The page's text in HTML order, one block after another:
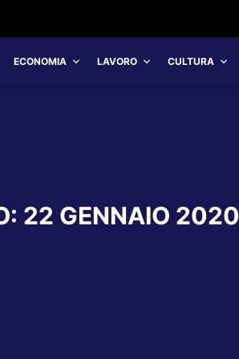
ECONOMIA LAVORO CULTURA
22 GENNAIO 2020